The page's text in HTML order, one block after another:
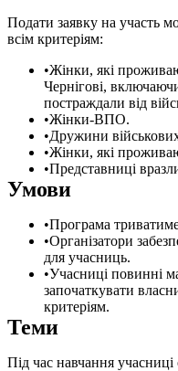
Подати заявку на участь
всім критеріям:
Жінки, які
Чернігові,
постраждали від
Жінки-ВПО.
Дружини
Жінки, які
Представниці
Умови
Програма
Організатори
для учасниць.
Учасниці повинні
започаткувати
критеріям.
Теми
Під час навчання